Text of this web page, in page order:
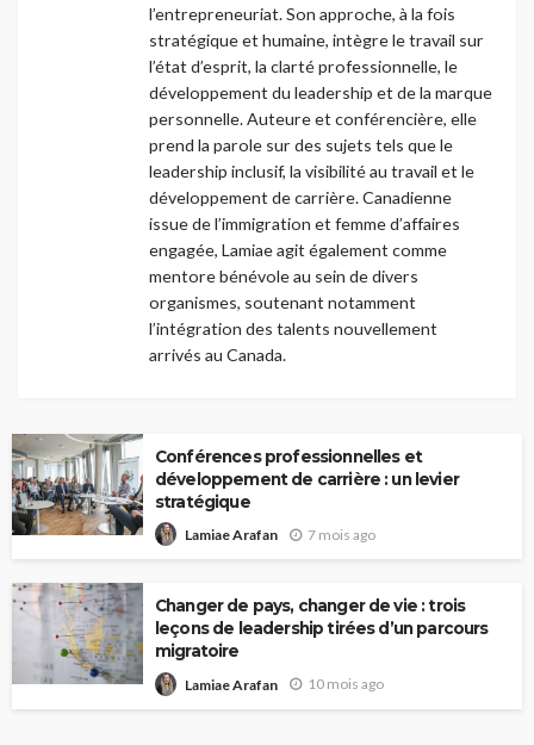
l’entrepreneuriat. Son approche, à la fois
stratégique et humaine, intègre le travail sur
l’état d’esprit, la clarté professionnelle, le
développement du leadership et de la marque
personnelle. Auteure et conférencière, elle
prend la parole sur des sujets tels que le
leadership inclusif, la visibilité au travail et le
développement de carrière. Canadienne
issue de l’immigration et femme d’affaires
engagée, Lamiae agit également comme
mentore bénévole au sein de divers
organismes, soutenant notamment
l’intégration des talents nouvellement
arrivés au Canada.
Conférences professionnelles et
développement de carrière : un levier
stratégique
Lamiae Arafan 7 mois ago
Changer de pays, changer de vie : trois
leçons de leadership tirées d’un parcours
migratoire
Lamiae Arafan 10 mois ago